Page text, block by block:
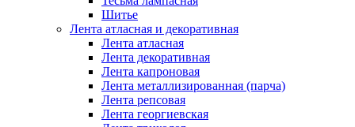
Шитье
Лента атласная и декоративная
Лента атласная
Лента декоративная
Лента капроновая
Лента металлизированная (парча)
Лента репсовая
Лента георгиевская